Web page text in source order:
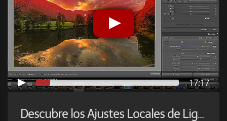
17:17
Descubre los Ajustes Locales de Lightroom